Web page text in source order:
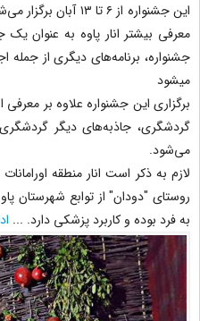
این جشنواره از ۶ تا
معرفی بیشتر انار پاوه به عنوان
جشنواره، برنامه‌های دیگری از جمله
میشود
برگزاری این جشنواره علاوه بر معرفی
گردشگری، جاذبه‌های دیگر
می‌شود.
لازم به ذکر است انار منطقه
روستای "دودان" از توابع شهرستان
به فرد بوده و کاربرد پزشکی دارد. ...